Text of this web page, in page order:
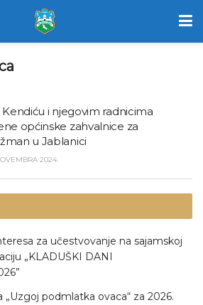
Kendiću i njegovim radnicima
općinske zahvalnice za
u Jablanici
2024.
za učestvovanje na sajamskoj
„KLADUŠKI DANI
„Uzgoj podmlatka ovaca“ za 2026.